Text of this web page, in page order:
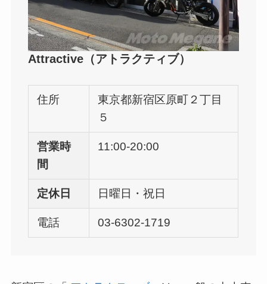
Attractive（アトラクティブ）
住所
東京都新宿区原町２丁目
５
営業時
間
11:00-20:00
定休日 日曜日・祝日
電話 03-6302-1719